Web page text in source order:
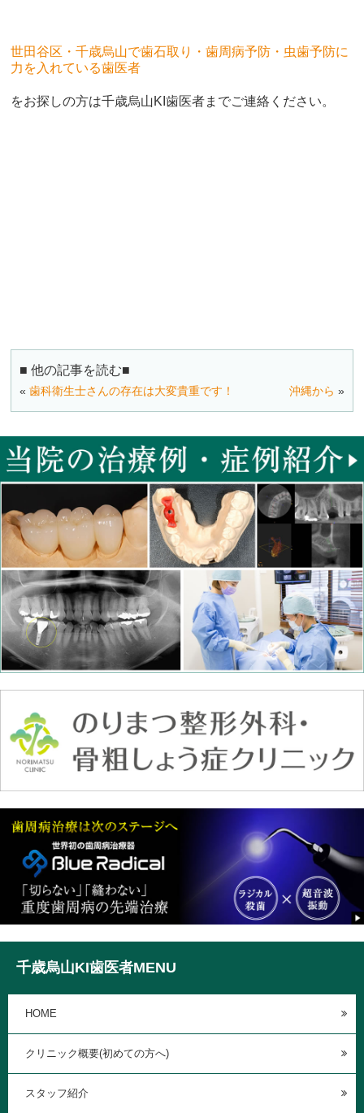
世田谷区・千歳烏山で歯石取り・歯周病予防・虫歯予防に
力を入れている歯医者
をお探しの方は千歳烏山KI歯医者までご連絡ください。
■ 他の記事を読む■
«歯科衛生士さんの存在は大変貴重です！ 沖縄から »
千歳烏山KI歯医者MENU
HOME
クリニック概要(初めての方へ)
スタッフ紹介